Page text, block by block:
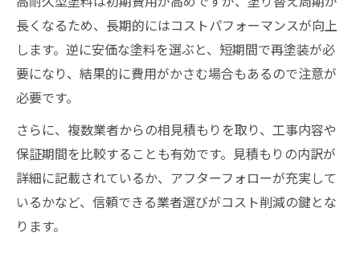
長くなるため、長期的にはコストパフォーマンスが向上
します。逆に安価な塗料を選ぶと、短期間で再塗装が必
要になり、結果的に費用がかさむ場合もあるので注意が
必要です。
さらに、複数業者からの相見積もりを取り、工事内容や
保証期間を比較することも有効です。見積もりの内訳が
詳細に記載されているか、アフターフォローが充実して
いるかなど、信頼できる業者選びがコスト削減の鍵とな
ります。